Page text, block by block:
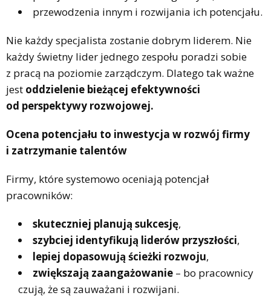
przewodzenia innym i rozwijania ich potencjału.
Nie każdy specjalista zostanie dobrym liderem. Nie
każdy świetny lider jednego zespołu poradzi sobie
z pracą na poziomie zarządczym. Dlatego tak ważne
jest oddzielenie bieżącej efektywności
od perspektywy rozwojowej.
Ocena potencjału to inwestycja w rozwój firmy
i zatrzymanie talentów
Firmy, które systemowo oceniają potencjał
pracowników:
skuteczniej planują sukcesję,
szybciej identyfikują liderów przyszłości,
lepiej dopasowują ścieżki rozwoju,
zwiększają zaangażowanie – bo pracownicy
czują, że są zauważani i rozwijani.